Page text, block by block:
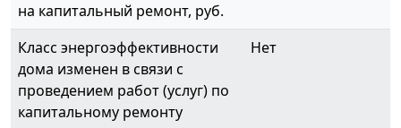
на капитальный ремонт, руб.
Класс энергоэффективности
дома изменен в связи с
проведением работ (услуг) по
капитальному ремонту
Нет